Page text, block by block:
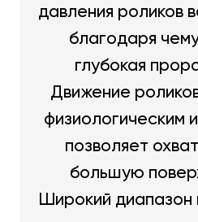
давления роликов
благодаря
глубокая
Движение
физиологическим
позволяет
большую
Широкий диапазон